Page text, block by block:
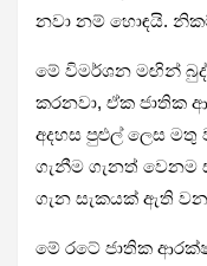
නවා නම් හොඳයි.
මේ විම­ර්ශන මඟින්
කර­නවා, ඒක ජාතික
අද­හස පුළුල් ලෙස මතු
ගැනීම ගැනත් වෙනම
ගැන සැක­යක් ඇති
මේ රටේ ජාතික